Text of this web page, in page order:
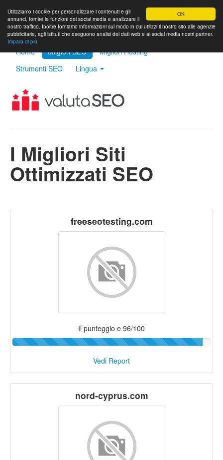
OK
Utilizziamo i cookie per personalizzare i contenuti e gli
annunci, fornire le funzioni dei social media e analizzare il
nostro traffico. Inoltre forniamo informazioni sul modo in cui utilizzi il nostro sito alle agenzie
pubblicitarie, agli istituti che eseguono analisi dei dati web e ai social media nostri partner.
Impara di più
Home Milgiori SEO
Migliori Hosting
Strumenti SEO
Lingua
I Migliori Siti
Ottimizzati SEO
freeseotesting.com
Il punteggio e 96/100
Vedi Report
nord-cyprus.com